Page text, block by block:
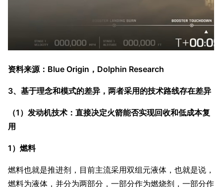
资料来源：Blue Origin，Dolphin Research
3、基于理念和模式的差异，两者采用的技术路线存在差异
（1）发动机技术：直接决定火箭能否实现回收和低成本复
用
1）燃料
燃料也就是推进剂，目前主流采用双组元液体，也就是说，
燃料为液体，并分为两部分，一部分作为燃烧剂，一部分作